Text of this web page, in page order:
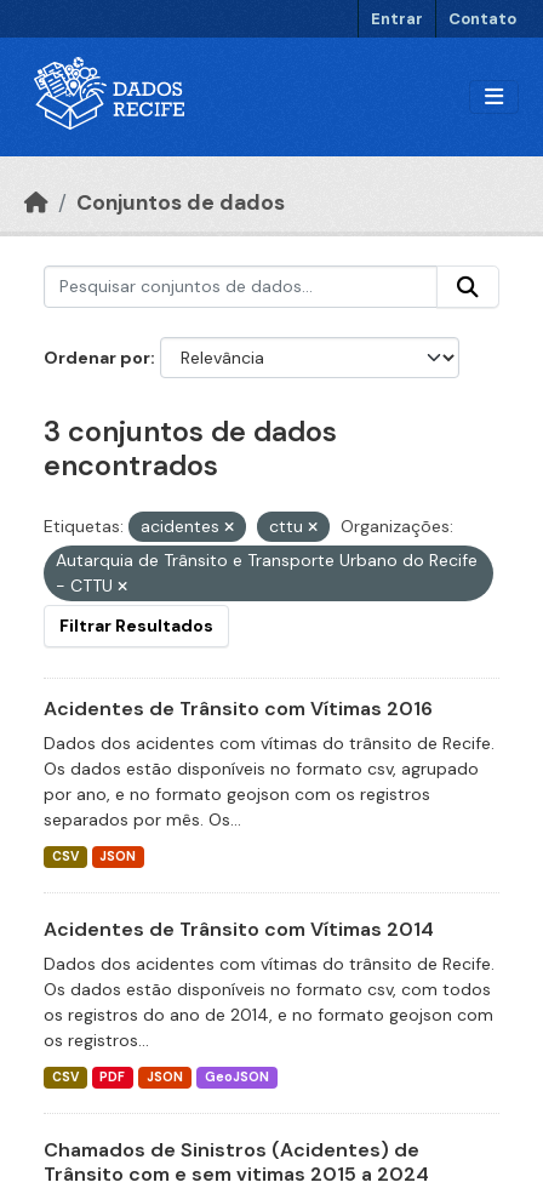
Entrar Contato
Conjuntos de dados
Ordenar por
3 conjuntos de dados
encontrados
Etiquetas: acidentes cttu
Organizações:
Autarquia de Trânsito e Transporte Urbano do Recife
- CTTU
Filtrar Resultados
Acidentes de Trânsito com Vítimas 2016
Dados dos acidentes com vítimas do trânsito de Recife.
Os dados estão disponíveis no formato csv, agrupado
por ano, e no formato geojson com os registros
separados por mês. Os...
CSV JSON
Acidentes de Trânsito com Vítimas 2014
Dados dos acidentes com vítimas do trânsito de Recife.
Os dados estão disponíveis no formato csv, com todos
os registros do ano de 2014, e no formato geojson com
os registros...
CSV PDF JSON GeoJSON
Chamados de Sinistros (Acidentes) de
Trânsito com e sem vitimas 2015 a 2024